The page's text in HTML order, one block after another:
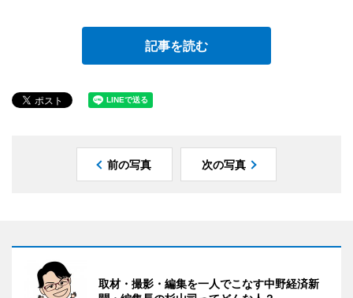
記事を読む
前の写真 次の写真
取材・撮影・編集を一人でこなす中野経済新